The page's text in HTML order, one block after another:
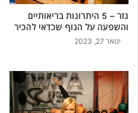
ח
ד
י
ת
ש
ל
ל
ה
ג
ו
גזר – 5 היתרונות בריאותיים
והשפעה על הגוף שכדאי להכיר
ינואר 27, 2023